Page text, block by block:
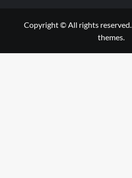
Copyright © All rights reserved.
themes.